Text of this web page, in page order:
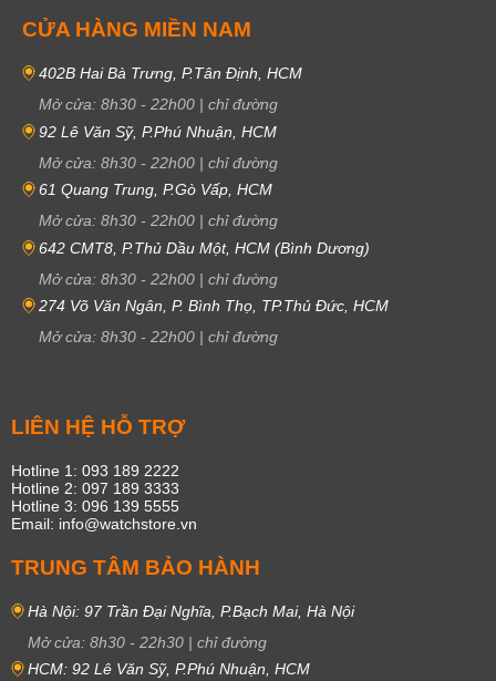
CỬA HÀNG MIỀN NAM
402B Hai Bà Trưng, P.Tân Định, HCM
Mở cửa: 8h30 - 22h00 | chỉ đường
92 Lê Văn Sỹ, P.Phú Nhuận, HCM
Mở cửa: 8h30 - 22h00 | chỉ đường
61 Quang Trung, P.Gò Vấp, HCM
Mở cửa: 8h30 - 22h00 | chỉ đường
642 CMT8, P.Thủ Dầu Một, HCM (Bình Dương)
Mở cửa: 8h30 - 22h00 | chỉ đường
274 Võ Văn Ngân, P. Bình Thọ, TP.Thủ Đức, HCM
Mở cửa: 8h30 - 22h00 | chỉ đường
LIÊN HỆ HỖ TRỢ
Hotline 1: 093 189 2222
Hotline 2: 097 189 3333
Hotline 3: 096 139 5555
Email: info@watchstore.vn
TRUNG TÂM BẢO HÀNH
Hà Nội: 97 Trần Đại Nghĩa, P.Bạch Mai, Hà Nội
Mở cửa: 8h30 - 22h30 | chỉ đường
HCM: 92 Lê Văn Sỹ, P.Phú Nhuận, HCM